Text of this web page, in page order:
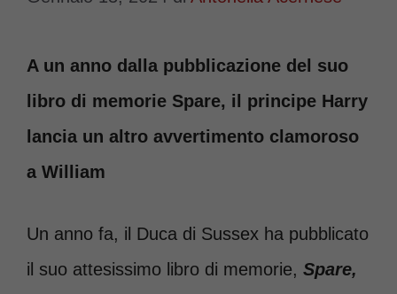
A un anno dalla pubblicazione del suo
libro di memorie Spare, il principe Harry
lancia un altro avvertimento clamoroso
a William
Un anno fa, il Duca di Sussex ha pubblicato
il suo attesissimo libro di memorie, Spare,